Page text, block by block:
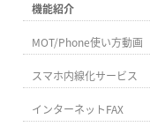
機能紹介
MOT/Phone使い方動画
スマホ内線化サービス
インターネットFAX